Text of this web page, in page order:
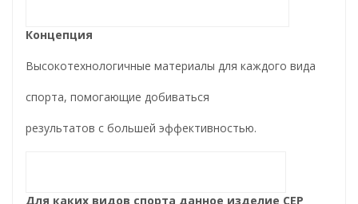
Концепция
Высокотехнологичные материалы для каждого вида
спорта, помогающие добиваться
результатов с большей эффективностью.
Для каких видов спорта данное изделие CEP